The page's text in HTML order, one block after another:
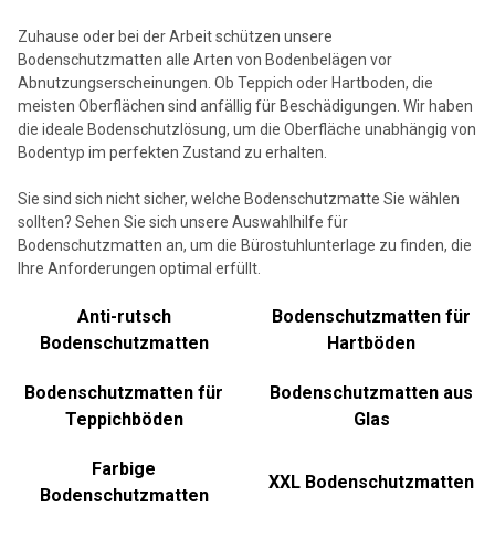
Zuhause oder bei der Arbeit schützen unsere
Bodenschutzmatten alle Arten von Bodenbelägen vor
Abnutzungserscheinungen. Ob Teppich oder Hartboden, die
meisten Oberflächen sind anfällig für Beschädigungen. Wir haben
die ideale Bodenschutzlösung, um die Oberfläche unabhängig von
Bodentyp im perfekten Zustand zu erhalten.
Sie sind sich nicht sicher, welche Bodenschutzmatte Sie wählen
sollten? Sehen Sie sich unsere Auswahlhilfe für
Bodenschutzmatten an, um die Bürostuhlunterlage zu finden, die
Ihre Anforderungen optimal erfüllt.
Anti-rutsch
Bodenschutzmatten
Bodenschutzmatten für
Hartböden
Bodenschutzmatten für
Teppichböden
Bodenschutzmatten aus
Glas
Farbige
Bodenschutzmatten
XXL Bodenschutzmatten